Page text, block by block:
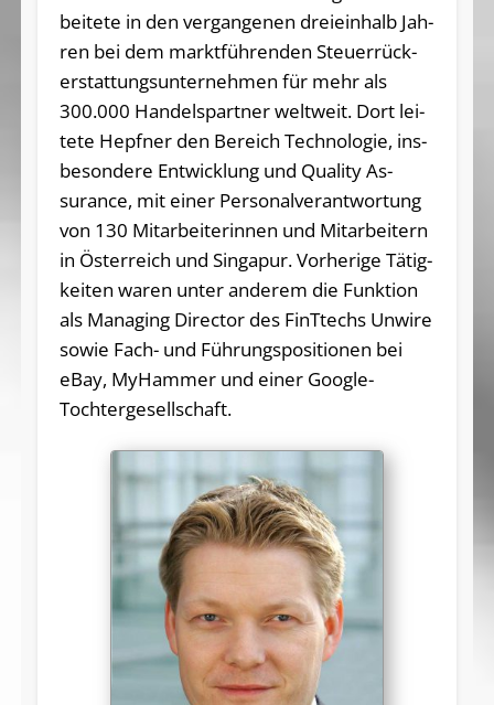
bei­te­te in den ver­gan­ge­nen drei­ein­halb Jah­
ren bei dem markt­füh­ren­den Steu­er­rück­
er­stat­tungs­un­ter­neh­­men für mehr als
300.000 Han­­dels­part­ner welt­weit. Dort lei­
te­te He­pfner den Be­reich Tech­no­lo­gie, ins­
be­son­de­re Ent­wick­lung und Qua­li­ty As­
suran­ce, mit ei­ner Per­so­nal­ver­ant­wor­­tung
von 130 ­Mit­ar­bei­te­rin­nen und Mit­ar­bei­tern
in Ös­ter­reich und Sin­ga­pur. Vor­he­ri­ge Tä­tig­
kei­ten wa­ren un­ter an­de­rem die Funk­ti­on
als Ma­na­ging Di­rec­tor des FinTtechs Un­wire
so­wie Fach- und Füh­rungs­po­si­tio­nen bei
eBay, My­Ham­mer und ei­ner Goog­le-
Tochtergesellschaft.